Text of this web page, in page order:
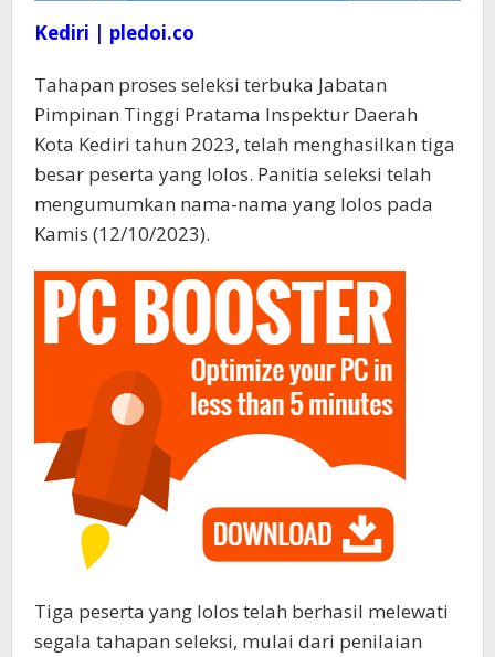
Kediri | pledoi.co
Tahapan proses seleksi terbuka Jabatan
Pimpinan Tinggi Pratama Inspektur Daerah
Kota Kediri tahun 2023, telah menghasilkan tiga
besar peserta yang lolos. Panitia seleksi telah
mengumumkan nama-nama yang lolos pada
Kamis (12/10/2023).
Tiga peserta yang lolos telah berhasil melewati
segala tahapan seleksi, mulai dari penilaian